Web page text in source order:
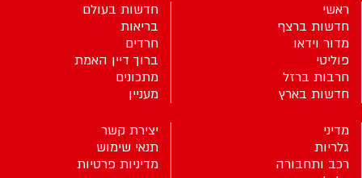
ראשי
חדשות ברצף
מדור וידאו
פוליטי
חרבות ברזל
חדשות בארץ
חדשות בעולם
בריאות
חרדים
ברוך דיין האמת
מתכונים
מעניין
מדיני
גלריות
רכב ותחבורה
יצירת קשר
תנאי שימוש
מדיניות פרטיות